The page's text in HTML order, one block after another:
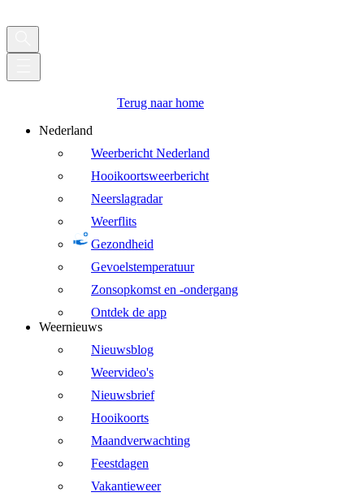
Terug naar home
Nederland
Weerbericht Nederland
Hooikoortsweerbericht
Neerslagradar
Weerflits
Gezondheid
Gevoelstemperatuur
Zonsopkomst en -ondergang
Ontdek de app
Weernieuws
Nieuwsblog
Weervideo's
Nieuwsbrief
Hooikoorts
Maandverwachting
Feestdagen
Vakantieweer